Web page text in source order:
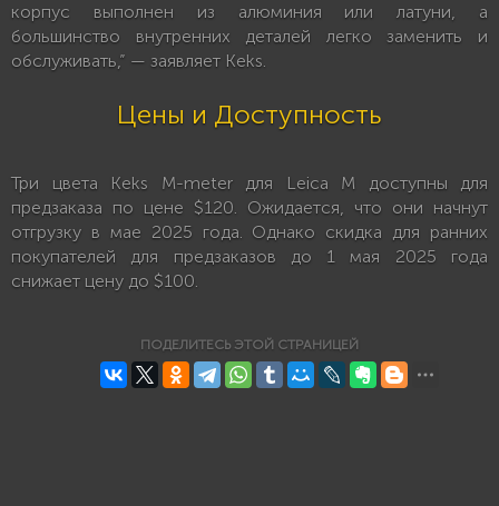
корпус выполнен из алюминия или латуни, а
большинство внутренних деталей легко заменить и
обслуживать,” — заявляет Keks.
Цены и Доступность
Три цвета Keks M-meter для Leica M доступны для
предзаказа по цене $120. Ожидается, что они начнут
отгрузку в мае 2025 года. Однако скидка для ранних
покупателей для предзаказов до 1 мая 2025 года
снижает цену до $100.
ПОДЕЛИТЕСЬ ЭТОЙ СТРАНИЦЕЙ